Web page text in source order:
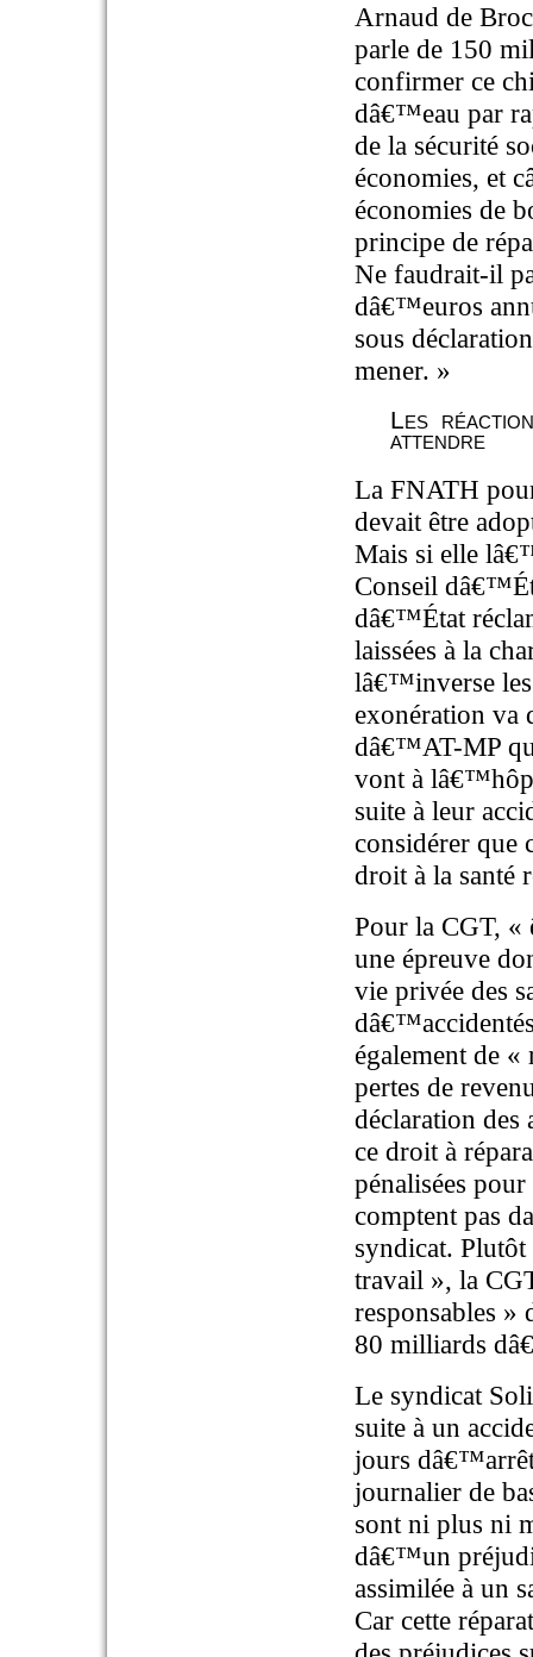
Arnaud de
parle de 150
confirmer ce
dâ€™eau par
de la sécurité
économies, et
économies de
principe de
Ne faudrait-il
dâ€™euros
sous
mener. »
Les
attendre
La FNATH
devait être
Mais si elle
Conseil
dâ€™État
laissées à la
lâ€™inverse les
exonération va
dâ€™AT-MP
vont à
suite à leur
considérer que
droit à la santé
Pour la CGT,
une épreuve
vie privée des
également de «
pertes de
déclaration des
ce droit à
pénalisées
comptent pas
syndicat. Plutôt
travail », la
responsables
80 milliards
Le syndicat
suite à un
jours
journalier de
sont ni plus ni
dâ€™un
assimilée à un
Car cette